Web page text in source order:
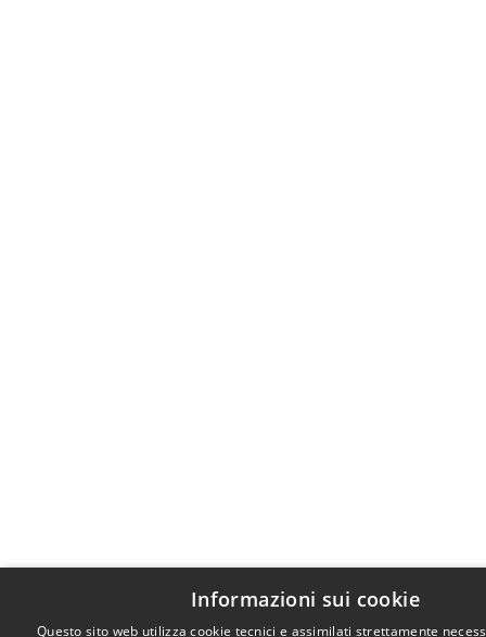
Informazioni sui cookie
Questo sito web utilizza cookie tecnici e assimilati strettamente